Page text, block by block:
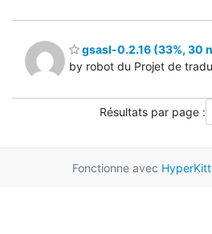
gsasl-0.2.16 (33%, 30
by robot du Projet de
Résultats par page :
Fonctionne avec